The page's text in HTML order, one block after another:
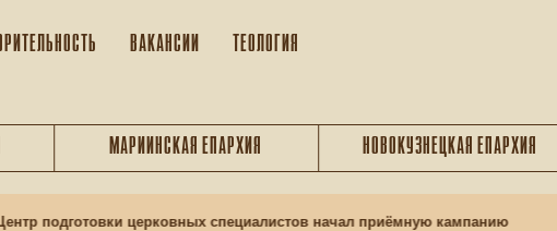
ВАКАНСИИ ТЕОЛОГИЯ
МАРИИНСКАЯ ЕПАРХИЯ НОВОКУЗНЕЦКАЯ ЕПАРХИЯ
подготовки церковных специалистов начал приёмную кампанию